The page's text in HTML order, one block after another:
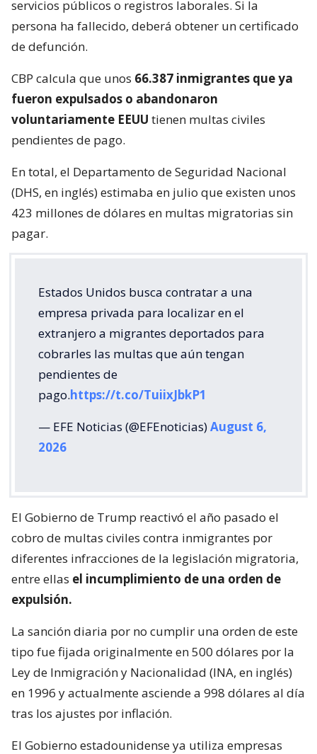
servicios públicos o registros laborales. Si la
persona ha fallecido, deberá obtener un certificado
de defunción.
CBP calcula que unos 66.387 inmigrantes que ya
fueron expulsados o abandonaron
voluntariamente EEUU tienen multas civiles
pendientes de pago.
En total, el Departamento de Seguridad Nacional
(DHS, en inglés) estimaba en julio que existen unos
423 millones de dólares en multas migratorias sin
pagar.
Estados Unidos busca contratar a una
empresa privada para localizar en el
extranjero a migrantes deportados para
cobrarles las multas que aún tengan
pendientes de
pago.https://t.co/TuiixJbkP1
— EFE Noticias (@EFEnoticias)August 6,
2026
El Gobierno de Trump reactivó el año pasado el
cobro de multas civiles contra inmigrantes por
diferentes infracciones de la legislación migratoria,
entre ellas el incumplimiento de una orden de
expulsión.
La sanción diaria por no cumplir una orden de este
tipo fue fijada originalmente en 500 dólares por la
Ley de Inmigración y Nacionalidad (INA, en inglés)
en 1996 y actualmente asciende a 998 dólares al día
tras los ajustes por inflación.
El Gobierno estadounidense ya utiliza empresas